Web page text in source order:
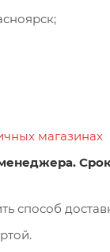
магазинах
способ